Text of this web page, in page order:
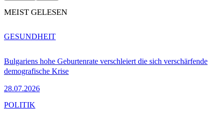
MEIST GELESEN
Bulgariens hohe Geburtenrate verschleiert die sich verschärfende
demografische Krise
28.07.2026
GESUNDHEIT
POLITIK